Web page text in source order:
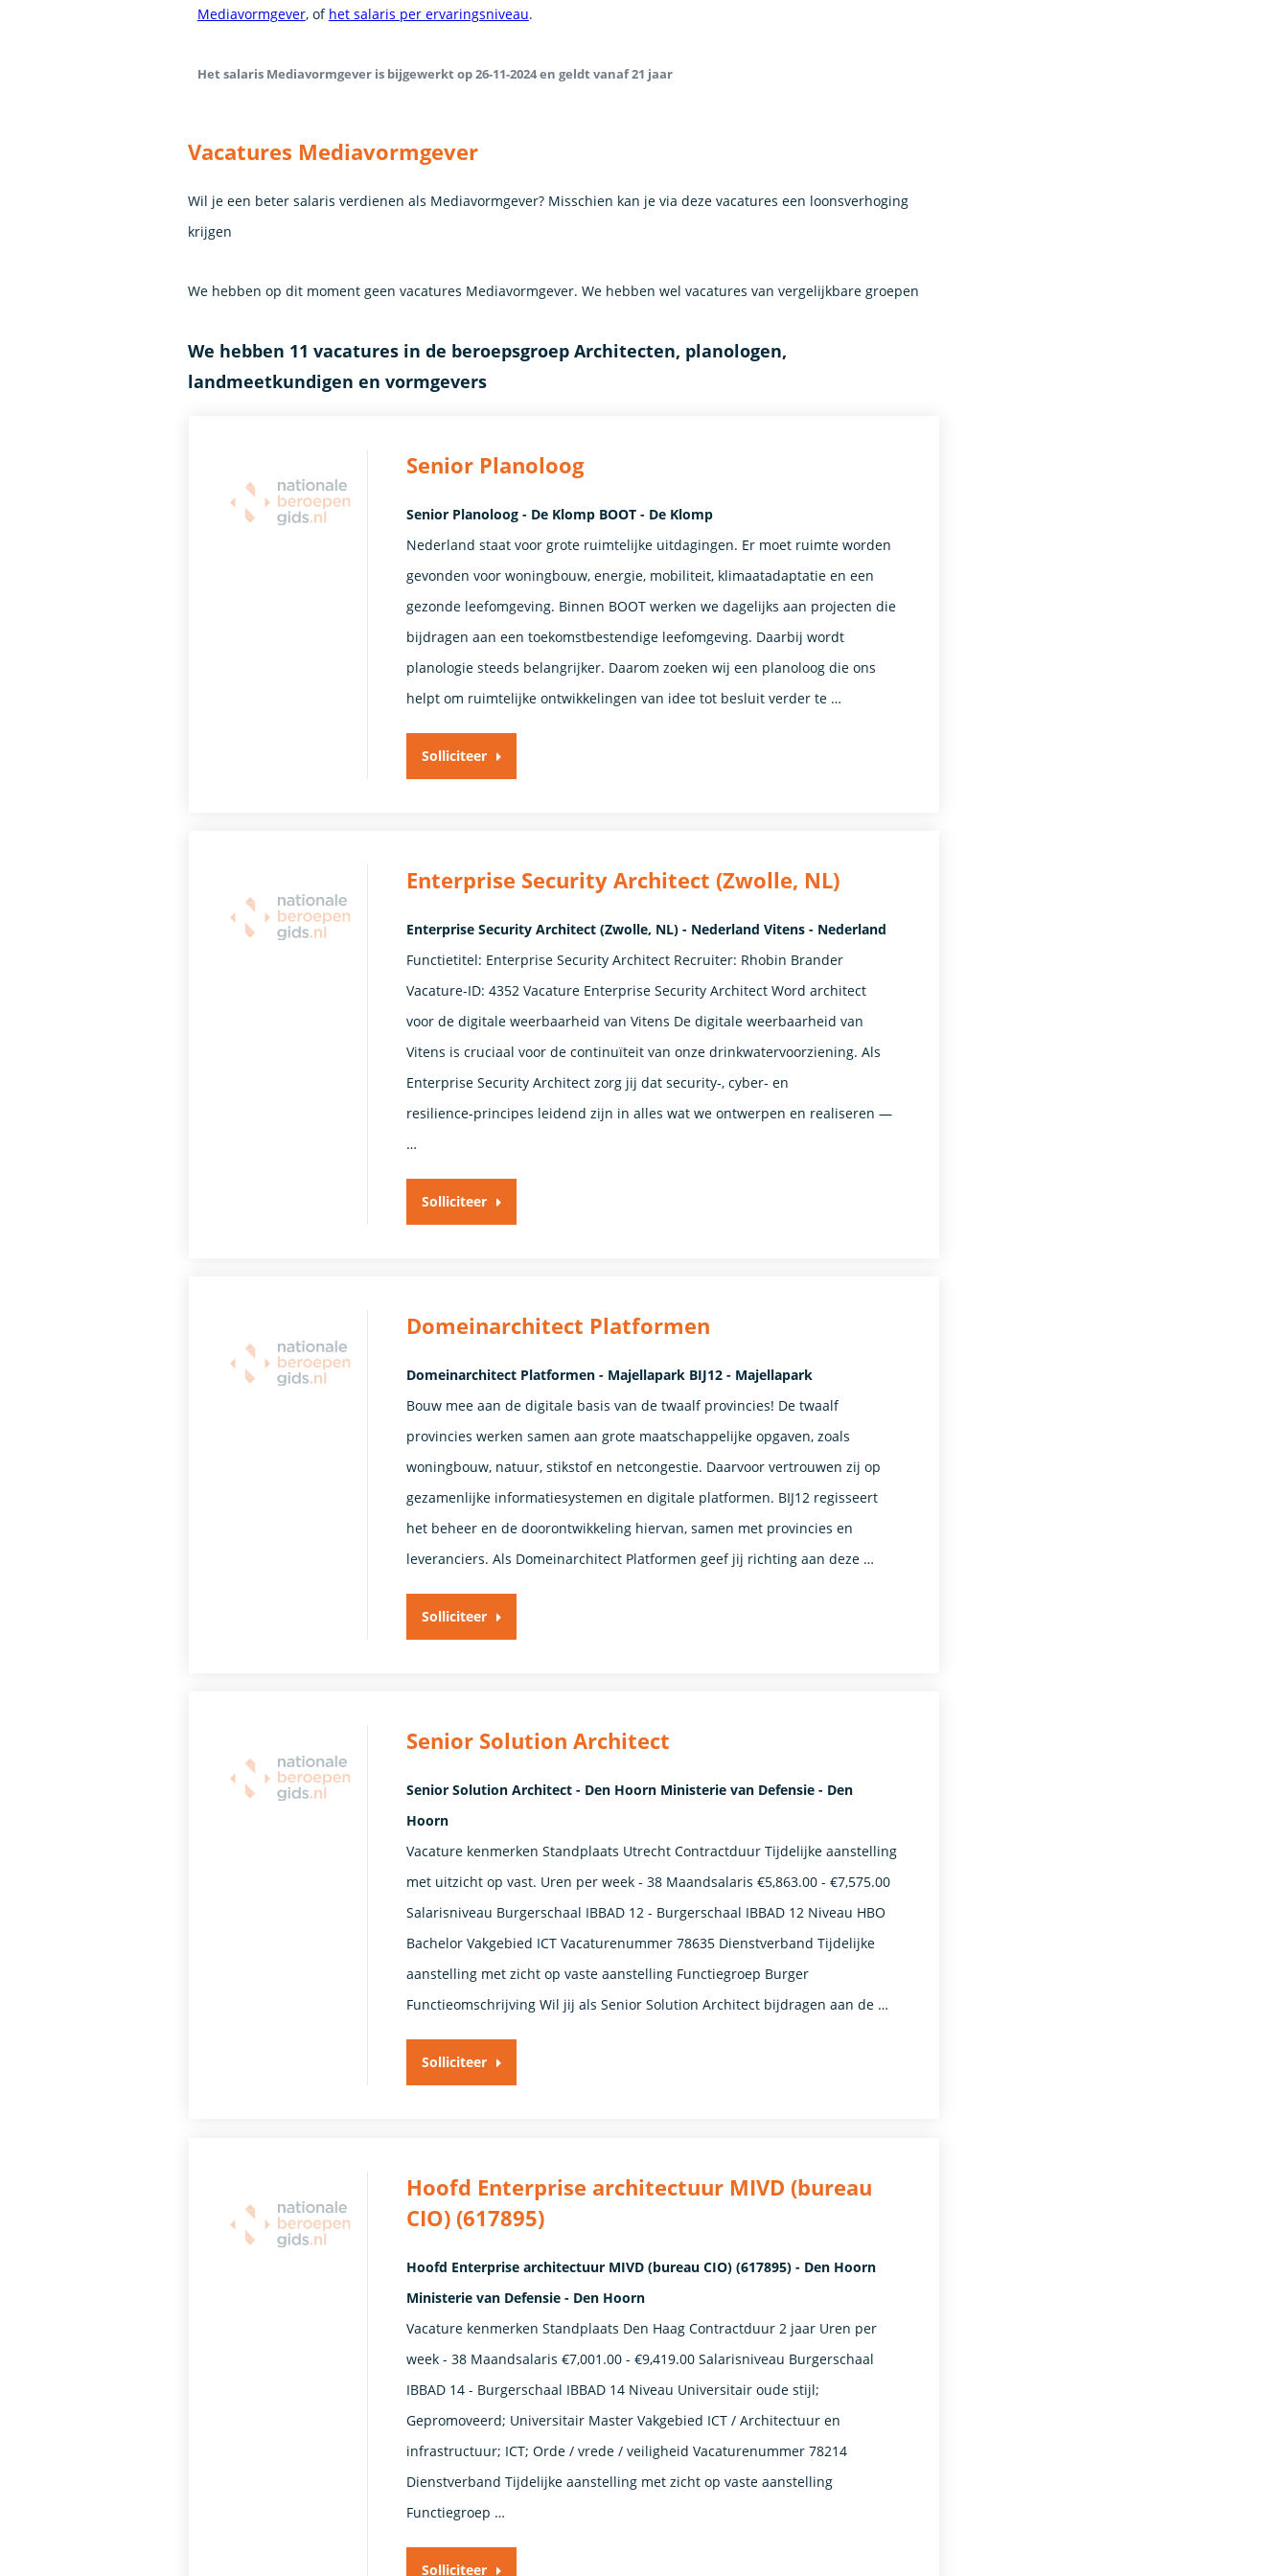
Mediavormgever, of het salaris per ervaringsniveau.
Het salaris Mediavormgever is bijgewerkt op 26-11-2024 en geldt vanaf 21 jaar
Vacatures Mediavormgever
Wil je een beter salaris verdienen als Mediavormgever? Misschien kan je via deze vacatures een loonsverhoging
krijgen
We hebben op dit moment geen vacatures Mediavormgever. We hebben wel vacatures van vergelijkbare groepen
We hebben 11 vacatures in de beroepsgroep Architecten, planologen,
landmeetkundigen en vormgevers
Senior Planoloog
Senior Planoloog - De Klomp BOOT - De Klomp
Nederland staat voor grote ruimtelijke uitdagingen. Er moet ruimte worden
gevonden voor woningbouw, energie, mobiliteit, klimaatadaptatie en een
gezonde leefomgeving. Binnen BOOT werken we dagelijks aan projecten die
bijdragen aan een toekomstbestendige leefomgeving. Daarbij wordt
planologie steeds belangrijker. Daarom zoeken wij een planoloog die ons
helpt om ruimtelijke ontwikkelingen van idee tot besluit verder te …
Solliciteer
Enterprise Security Architect (Zwolle, NL)
Enterprise Security Architect (Zwolle, NL) - Nederland Vitens - Nederland
Functietitel: Enterprise Security Architect Recruiter: Rhobin Brander
Vacature-ID: 4352 Vacature Enterprise Security Architect Word architect
voor de digitale weerbaarheid van Vitens De digitale weerbaarheid van
Vitens is cruciaal voor de continuïteit van onze drinkwatervoorziening. Als
Enterprise Security Architect zorg jij dat security‑, cyber‑ en
resilience‑principes leidend zijn in alles wat we ontwerpen en realiseren —
…
Solliciteer
Domeinarchitect Platformen
Domeinarchitect Platformen - Majellapark BIJ12 - Majellapark
Bouw mee aan de digitale basis van de twaalf provincies! De twaalf
provincies werken samen aan grote maatschappelijke opgaven, zoals
woningbouw, natuur, stikstof en netcongestie. Daarvoor vertrouwen zij op
gezamenlijke informatiesystemen en digitale platformen. BIJ12 regisseert
het beheer en de doorontwikkeling hiervan, samen met provincies en
leveranciers. Als Domeinarchitect Platformen geef jij richting aan deze …
Solliciteer
Senior Solution Architect
Senior Solution Architect - Den Hoorn Ministerie van Defensie - Den
Hoorn
Vacature kenmerken Standplaats Utrecht Contractduur Tijdelijke aanstelling
met uitzicht op vast. Uren per week - 38 Maandsalaris €5,863.00 - €7,575.00
Salarisniveau Burgerschaal IBBAD 12 - Burgerschaal IBBAD 12 Niveau HBO
Bachelor Vakgebied ICT Vacaturenummer 78635 Dienstverband ​Tijdelijke
aanstelling met zicht op vaste aanstelling​ Functiegroep Burger
Functieomschrijving Wil jij als Senior Solution Architect bijdragen aan de …
Solliciteer
Hoofd Enterprise architectuur MIVD (bureau
CIO) (617895)
Hoofd Enterprise architectuur MIVD (bureau CIO) (617895) - Den Hoorn
Ministerie van Defensie - Den Hoorn
Vacature kenmerken Standplaats Den Haag Contractduur 2 jaar Uren per
week - 38 Maandsalaris €7,001.00 - €9,419.00 Salarisniveau Burgerschaal
IBBAD 14 - Burgerschaal IBBAD 14 Niveau Universitair oude stijl;
Gepromoveerd; Universitair Master Vakgebied ICT / Architectuur en
infrastructuur; ICT; Orde / vrede / veiligheid Vacaturenummer 78214
Dienstverband ​Tijdelijke aanstelling met zicht op vaste aanstelling​
Functiegroep …
Solliciteer